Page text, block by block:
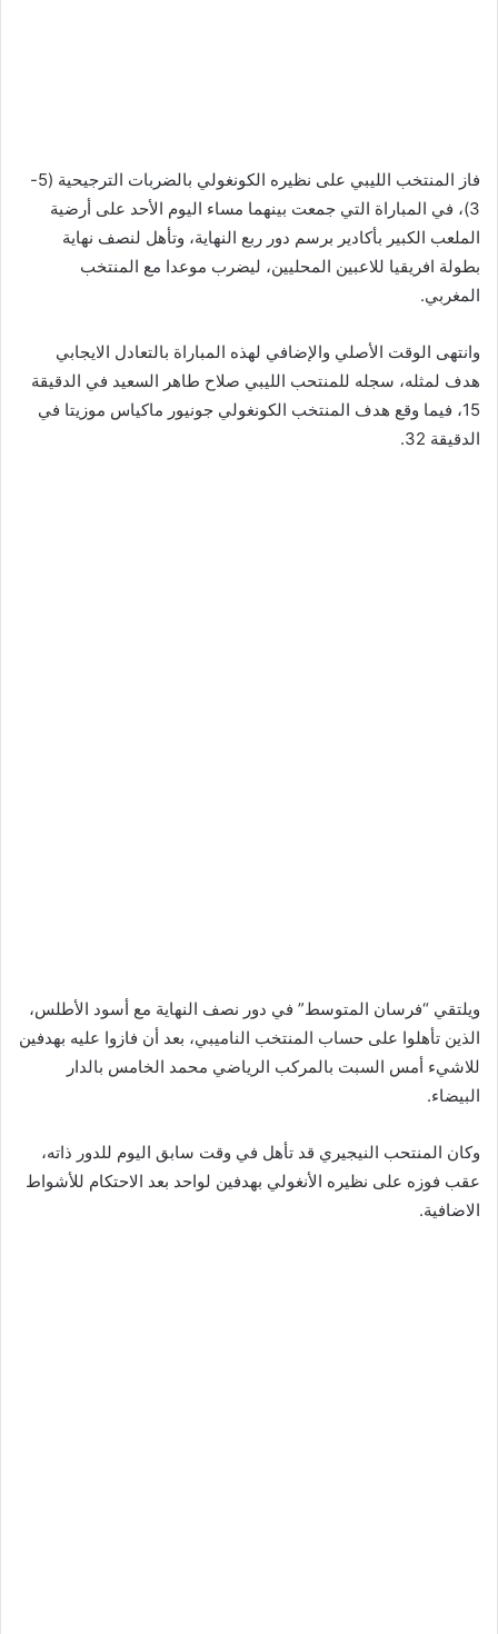
فاز المنتخب الليبي على نظيره الكونغولي بالضربات الترجيحية (5-
3)، في المباراة التي جمعت بينهما مساء اليوم الأحد على أرضية
الملعب الكبير بأكادير برسم دور ربع النهاية، وتأهل لنصف نهاية
بطولة افريقيا للاعبين المحليين، ليضرب موعدا مع المنتخب
المغربي.
وانتهى الوقت الأصلي والإضافي لهذه المباراة بالتعادل الايجابي
هدف لمثله، سجله للمنتحب الليبي صلاح طاهر السعيد في الدقيقة
15، فيما وقع هدف المنتخب الكونغولي جونيور ماكياس موزيتا في
الدقيقة 32.
ويلتقي “فرسان المتوسط” في دور نصف النهاية مع أسود الأطلس،
الذين تأهلوا على حساب المنتخب الناميبي، بعد أن فازوا عليه بهدفين
للاشيء أمس السبت بالمركب الرياضي محمد الخامس بالدار
البيضاء.
وكان المنتحب النيجيري قد تأهل في وقت سابق اليوم للدور ذاته،
عقب فوزه على نظيره الأنغولي بهدفين لواحد بعد الاحتكام للأشواط
الاضافية.